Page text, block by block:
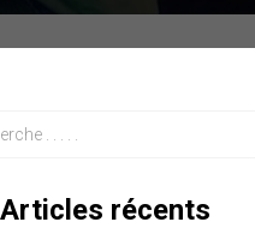
Articles récents